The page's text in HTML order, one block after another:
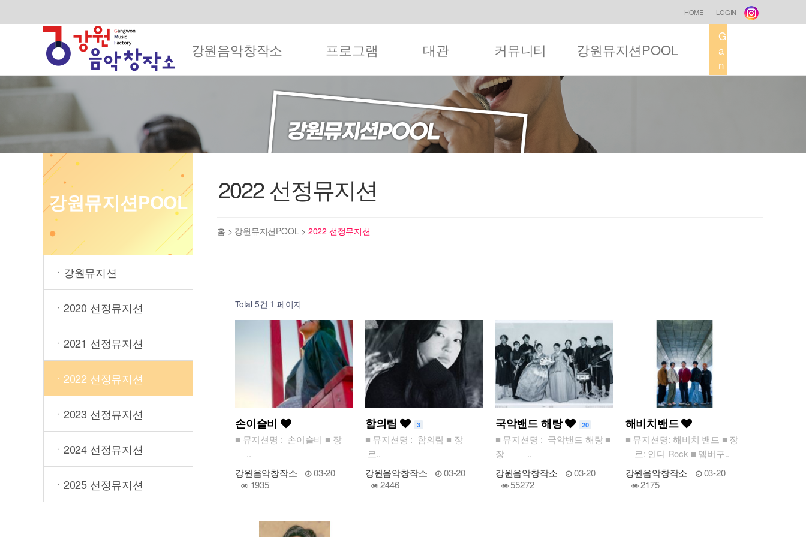
HOME | LOGIN
강원음악창작소 프로그램 대관 커뮤니티 강원뮤지션POOL
G
a
n
g
u
강원뮤지션POOL
ㆍ강원뮤지션
ㆍ2020 선정뮤지션
ㆍ2021 선정뮤지션
ㆍ2022 선정뮤지션
ㆍ2023 선정뮤지션
ㆍ2024 선정뮤지션
ㆍ2025 선정뮤지션
2022 선정뮤지션
홈 > 강원뮤지션POOL > 2022 선정뮤지션
Total 5건 1 페이지
손이슬비
■ 뮤지션명 : 손이슬비 ■ 장
..
강원음악창작소
03-20
1935
함의림 3
■ 뮤지션명 : 함의림 ■ 장
르..
강원음악창작소
03-20
2446
국악밴드 해랑 20
■ 뮤지션명 : 국악밴드 해랑 ■
장 ..
강원음악창작소
03-20
55272
해비치밴드
■ 뮤지션명: 해비치 밴드 ■ 장
르: 인디 Rock ■ 멤버구..
강원음악창작소
03-20
2175